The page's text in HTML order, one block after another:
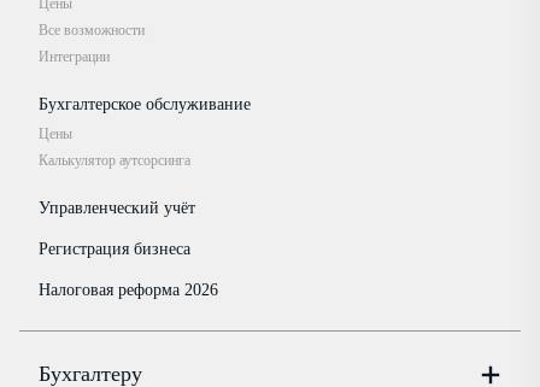
Цены
Все возможности
Интеграции
Бухгалтерское обслуживание
Цены
Калькулятор аутсорсинга
Управленческий учёт
Регистрация бизнеса
Налоговая реформа 2026
Бухгалтеру